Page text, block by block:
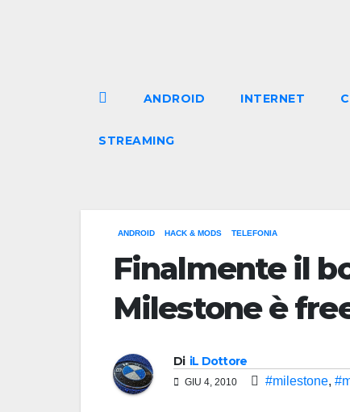
ANDROID INTERNET
STREAMING
ANDROID HACK & MODS TELEFONIA
Finalmente il
Milestone è
Di iL Dottore
GIU 4, 2010 #milestone,